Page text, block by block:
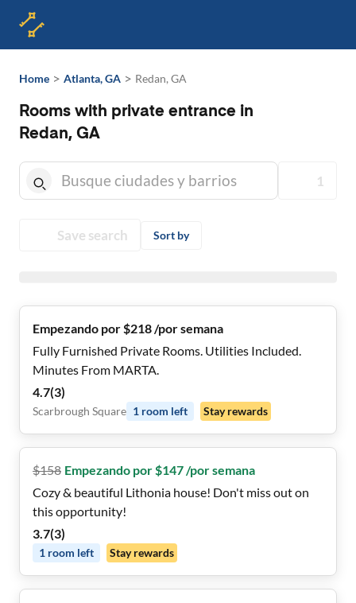
Home > Atlanta, GA > Redan, GA
Rooms with private entrance in
Redan, GA
1
Save search Sort by
Empezando por $218 /por semana
Fully Furnished Private Rooms. Utilities Included.
Minutes From MARTA.
4.7(3)
Scarbrough Square 1 room left Stay rewards
$158 Empezando por $147 /por semana
Cozy & beautiful Lithonia house! Don't miss out on
this opportunity!
3.7(3)
1 room left Stay rewards